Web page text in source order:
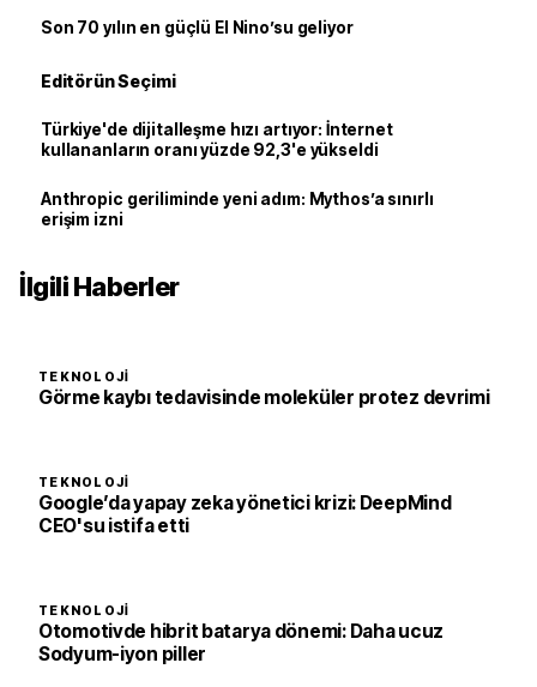
Son 70 yılın en güçlü El Nino’su geliyor
Editörün Seçimi
Türkiye'de dijitalleşme hızı artıyor: İnternet
kullananların oranı yüzde 92,3'e yükseldi
Anthropic geriliminde yeni adım: Mythos’a sınırlı
erişim izni
İlgili Haberler
TEKNOLOJI
Görme kaybı tedavisinde moleküler protez devrimi
TEKNOLOJI
Google’da yapay zeka yönetici krizi: DeepMind
CEO'su istifa etti
TEKNOLOJI
Otomotivde hibrit batarya dönemi: Daha ucuz
Sodyum-iyon piller